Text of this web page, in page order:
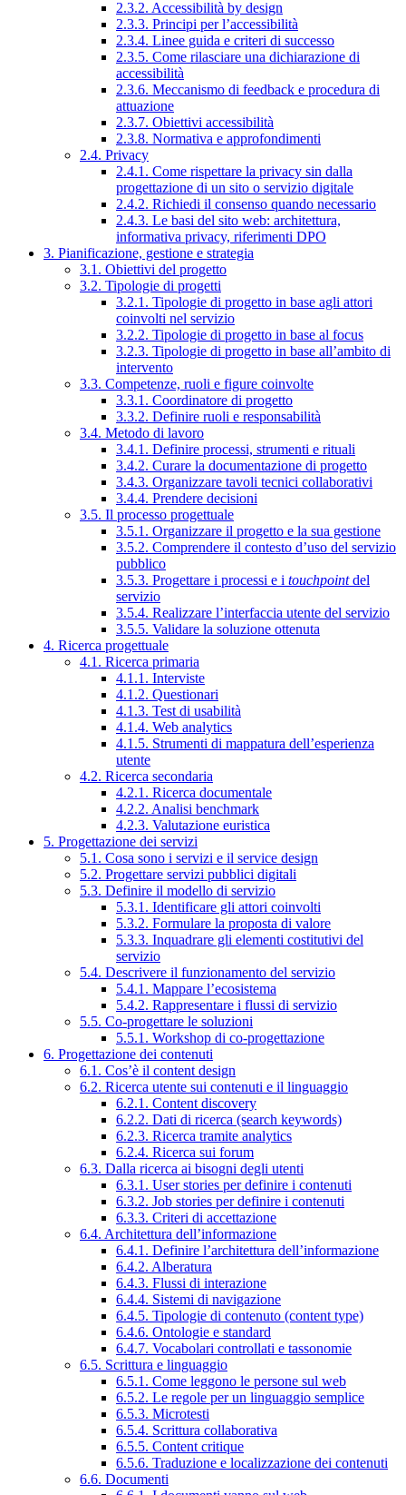
2.3.2. Accessibilità by design
2.3.3. Principi per l’accessibilità
2.3.4. Linee guida e criteri di successo
2.3.5. Come rilasciare una dichiarazione di
accessibilità
2.3.6. Meccanismo di feedback e procedura di
attuazione
2.3.7. Obiettivi accessibilità
2.3.8. Normativa e approfondimenti
2.4. Privacy
2.4.1. Come rispettare la privacy sin dalla
progettazione di un sito o servizio digitale
2.4.2. Richiedi il consenso quando necessario
2.4.3. Le basi del sito web: architettura,
informativa privacy, riferimenti DPO
3. Pianificazione, gestione e strategia
3.1. Obiettivi del progetto
3.2. Tipologie di progetti
3.2.1. Tipologie di progetto in base agli attori
coinvolti nel servizio
3.2.2. Tipologie di progetto in base al focus
3.2.3. Tipologie di progetto in base all’ambito di
intervento
3.3. Competenze, ruoli e figure coinvolte
3.3.1. Coordinatore di progetto
3.3.2. Definire ruoli e responsabilità
3.4. Metodo di lavoro
3.4.1. Definire processi, strumenti e rituali
3.4.2. Curare la documentazione di progetto
3.4.3. Organizzare tavoli tecnici collaborativi
3.4.4. Prendere decisioni
3.5. Il processo progettuale
3.5.1. Organizzare il progetto e la sua gestione
3.5.2. Comprendere il contesto d’uso del servizio
pubblico
3.5.3. Progettare i processi e i touchpointdel
servizio
3.5.4. Realizzare l’interfaccia utente del servizio
3.5.5. Validare la soluzione ottenuta
4. Ricerca progettuale
4.1. Ricerca primaria
4.1.1. Interviste
4.1.2. Questionari
4.1.3. Test di usabilità
4.1.4. Web analytics
4.1.5. Strumenti di mappatura dell’esperienza
utente
4.2. Ricerca secondaria
4.2.1. Ricerca documentale
4.2.2. Analisi benchmark
4.2.3. Valutazione euristica
5. Progettazione dei servizi
5.1. Cosa sono i servizi e il service design
5.2. Progettare servizi pubblici digitali
5.3. Definire il modello di servizio
5.3.1. Identificare gli attori coinvolti
5.3.2. Formulare la proposta di valore
5.3.3. Inquadrare gli elementi costitutivi del
servizio
5.4. Descrivere il funzionamento del servizio
5.4.1. Mappare l’ecosistema
5.4.2. Rappresentare i flussi di servizio
5.5. Co-progettare le soluzioni
5.5.1. Workshop di co-progettazione
6. Progettazione dei contenuti
6.1. Cos’è il content design
6.2. Ricerca utente sui contenuti e il linguaggio
6.2.1. Content discovery
6.2.2. Dati di ricerca (search keywords)
6.2.3. Ricerca tramite analytics
6.2.4. Ricerca sui forum
6.3. Dalla ricerca ai bisogni degli utenti
6.3.1. User stories per definire i contenuti
6.3.2. Job stories per definire i contenuti
6.3.3. Criteri di accettazione
6.4. Architettura dell’informazione
6.4.1. Definire l’architettura dell’informazione
6.4.2. Alberatura
6.4.3. Flussi di interazione
6.4.4. Sistemi di navigazione
6.4.5. Tipologie di contenuto (content type)
6.4.6. Ontologie e standard
6.4.7. Vocabolari controllati e tassonomie
6.5. Scrittura e linguaggio
6.5.1. Come leggono le persone sul web
6.5.2. Le regole per un linguaggio semplice
6.5.3. Microtesti
6.5.4. Scrittura collaborativa
6.5.5. Content critique
6.5.6. Traduzione e localizzazione dei contenuti
6.6. Documenti